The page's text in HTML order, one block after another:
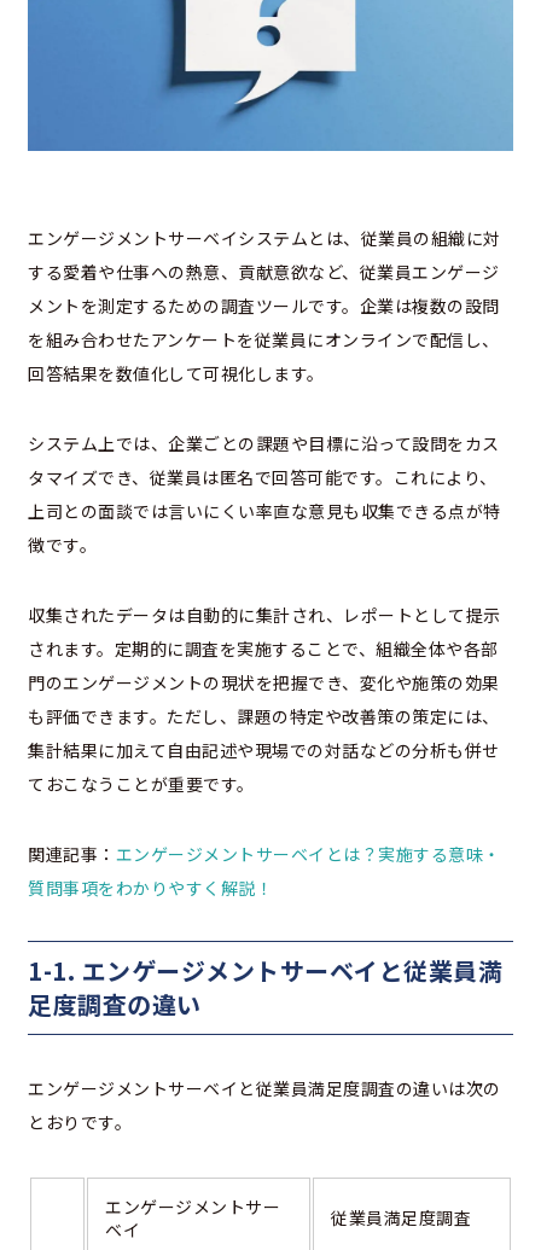
エンゲージメントサーベイシステムとは、従業員の組織に対
する愛着や仕事への熱意、貢献意欲など、従業員エンゲージ
メントを測定するための調査ツールです。企業は複数の設問
を組み合わせたアンケートを従業員にオンラインで配信し、
回答結果を数値化して可視化します。
システム上では、企業ごとの課題や目標に沿って設問をカス
タマイズでき、従業員は匿名で回答可能です。これにより、
上司との面談では言いにくい率直な意見も収集できる点が特
徴です。
収集されたデータは自動的に集計され、レポートとして提示
されます。定期的に調査を実施することで、組織全体や各部
門のエンゲージメントの現状を把握でき、変化や施策の効果
も評価できます。ただし、課題の特定や改善策の策定には、
集計結果に加えて自由記述や現場での対話などの分析も併せ
ておこなうことが重要です。
関連記事： エンゲージメントサーベイとは？実施する意味・
質問事項をわかりやすく解説！
1-1. エンゲージメントサーベイと従業員満
足度調査の違い
エンゲージメントサーベイと従業員満足度調査の違いは次の
とおりです。
エンゲージメントサー
ベイ
従業員満足度調査